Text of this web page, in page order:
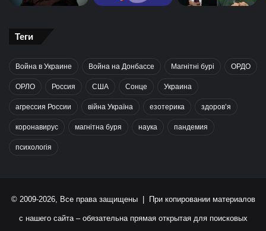
Теги
Война в Украине Война на Донбассе Магнітні бурі ОРДО
ОРЛО Россия США Сонце Украина
агрессия России війна Україна езотерика здоров’я
коронавирус магнітна буря наука пандемия
психологія
© 2009-2026, Все права защищены | При копировании материалов
с нашего сайта – обязательна прямая открытая для поисковых